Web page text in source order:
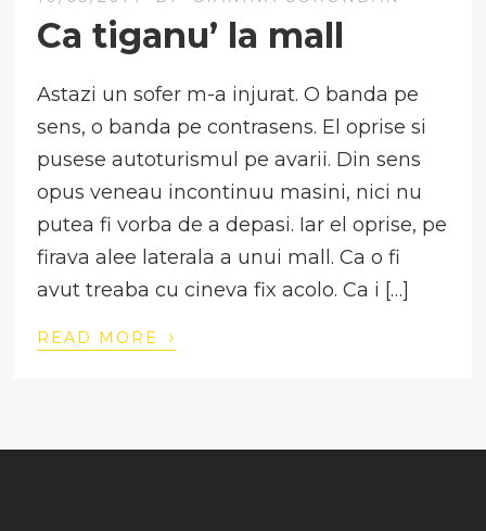
Ca tiganu’ la mall
Astazi un sofer m-a injurat. O banda pe
sens, o banda pe contrasens. El oprise si
pusese autoturismul pe avarii. Din sens
opus veneau incontinuu masini, nici nu
putea fi vorba de a depasi. Iar el oprise, pe
firava alee laterala a unui mall. Ca o fi
avut treaba cu cineva fix acolo. Ca i […]
READ MORE ›